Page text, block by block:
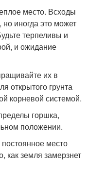
место. Всходы
иногда это может
терпеливы и
и ожидание
их в
открытого грунта
корневой системой.
горшка,
положении.
место
как земля замерзнет